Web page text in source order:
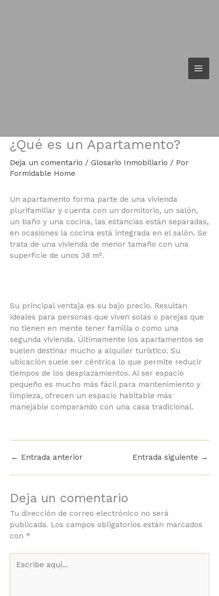
¿Qué es un Apartamento?
Deja un comentario / Glosario Inmobiliario / Por
Formidable Home
Un apartamento forma parte de una vivienda
plurifamiliar y cuenta con un dormitorio, un salón,
un baño y una cocina, las estancias están separadas,
en ocasiones la cocina está integrada en el salón. Se
trata de una vivienda de menor tamaño con una
superficie de unos 38 m².
Su principal ventaja es su bajo precio. Resultan
ideales para personas que viven solas o parejas que
no tienen en mente tener familia o como una
segunda vivienda. Últimamente los apartamentos se
suelen destinar mucho a alquiler turístico. Su
ubicación suele ser céntrica lo que permite reducir
tiempos de los desplazamientos. Al ser espacio
pequeño es mucho más fácil para mantenimiento y
limpieza, ofrecen un espacio habitable más
manejable comparando con una casa tradicional.
← Entrada anterior Entrada siguiente →
Deja un comentario
Tu dirección de correo electrónico no será
publicada. Los campos obligatorios están marcados
con *
aquí...